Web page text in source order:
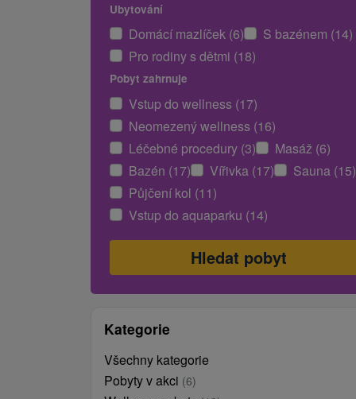
Ubytování
Domácí mazlíček (6)
S bazénem (14)
Pro rodiny s dětmi (18)
Pobyt zahrnuje
Vstup do wellness (17)
Neomezený wellness (16)
Léčebné procedury (3)
Masáž (6)
Bazén (17)
Vířivka (17)
Sauna (15)
Půjčení kol (11)
Vstup do aquaparku (14)
Kategorie
Všechny kategorie
Pobyty v akci (6)